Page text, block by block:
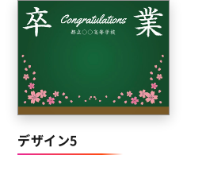
デザイン5